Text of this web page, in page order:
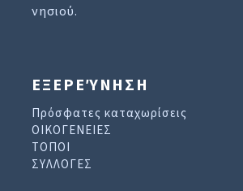
νησιού.
ΕΞΕΡΕΎΝΗΣΗ
Πρόσφατες καταχωρίσεις
ΟΙΚΟΓΕΝΕΙΕΣ
ΤΟΠΟΙ
ΣΥΛΛΟΓΕΣ